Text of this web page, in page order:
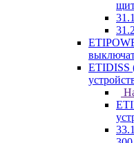
ETIDISS